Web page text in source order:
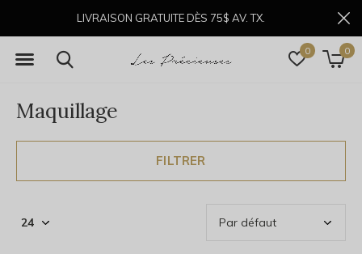
0 0
LIVRAISON GRATUITE DÈS 75$ AV. TX.
Maquillage
FILTRER